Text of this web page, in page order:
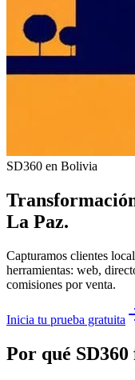
SD360 en Bolivia
La Paz.
Capturamos clientes
herramientas: web,
comisiones por venta.
Inicia tu prueba gratuita
Por qué